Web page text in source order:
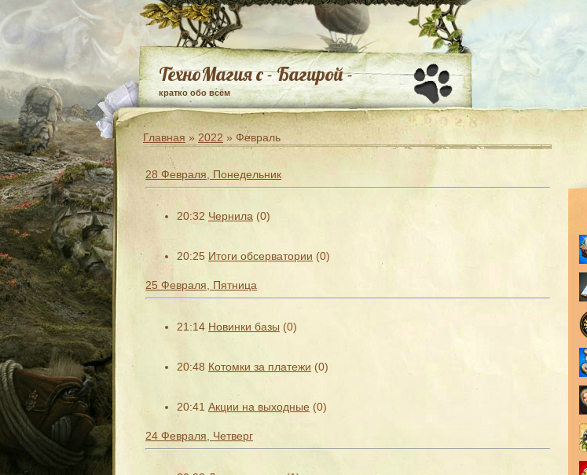
ТехноМагия с - Багирой -
кратко обо всём
Главная » 2022 » Февраль
28 Февраля, Понедельник
20:32 Чернила (0)
20:25 Итоги обсерватории (0)
25 Февраля, Пятница
21:14 Новинки базы (0)
20:48 Котомки за платежи (0)
20:41 Акции на выходные (0)
24 Февраля, Четверг